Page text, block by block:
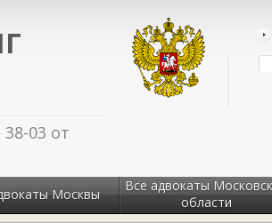
03 от
Москвы
Все адвокаты
области